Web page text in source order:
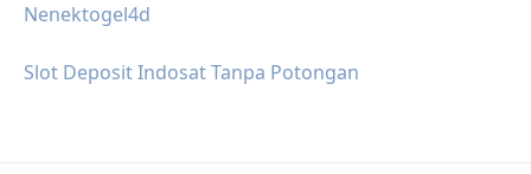
Nenektogel4d
Slot Deposit Indosat Tanpa Potongan